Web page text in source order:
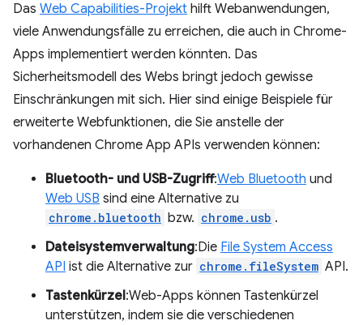
Das Web Capabilities-Projekt hilft Webanwendungen,
viele Anwendungsfälle zu erreichen, die auch in Chrome-
Apps implementiert werden könnten. Das
Sicherheitsmodell des Webs bringt jedoch gewisse
Einschränkungen mit sich. Hier sind einige Beispiele für
erweiterte Webfunktionen, die Sie anstelle der
vorhandenen Chrome App APIs verwenden können:
Bluetooth- und USB-Zugriff:Web Bluetooth und
Web USB sind eine Alternative zu
chrome.bluetooth bzw. chrome.usb .
Dateisystemverwaltung:Die File System Access
API ist die Alternative zur chrome.fileSystem API.
Tastenkürzel:Web-Apps können Tastenkürzel
unterstützen, indem sie die verschiedenen